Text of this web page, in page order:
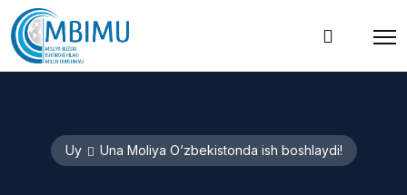
Uy Una Moliya O‘zbekistonda ish boshlaydi!